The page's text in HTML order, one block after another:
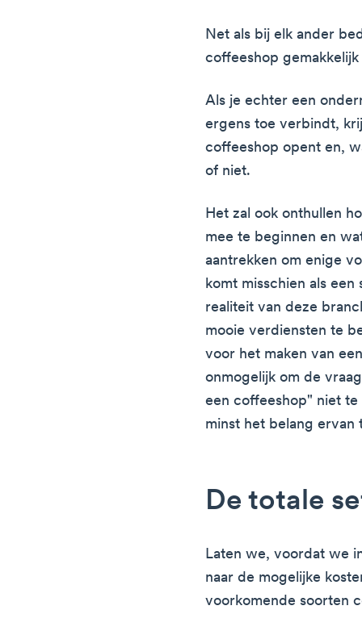
Net als bij elk ander
coffeeshop
Als je echter een
ergens toe verbindt,
coffeeshop opent en,
of niet.
Het zal ook onthullen
mee te beginnen en
aantrekken om enige
komt misschien als
realiteit van deze
mooie verdiensten te
voor het maken van
onmogelijk om de
een coffeeshop" niet
minst het belang ervan
De totale
Laten we, voordat we
naar de mogelijke
voorkomende soorten